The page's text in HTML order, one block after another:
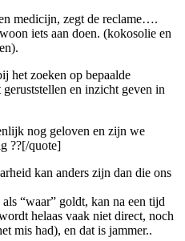
medicijn, zegt de reclame….
iets aan doen. (kokosolie en
het zoeken op bepaalde
en inzicht geven in
nog geloven en zijn we
??[/quote]
kan anders zijn dan die ons
“waar” goldt, kan na een tijd
helaas vaak niet direct, noch
mis had), en dat is jammer..